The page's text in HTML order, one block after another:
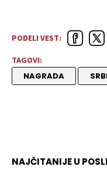
PODELI VEST:
TAGOVI:
NAGRADA
NAJČITANIJE U